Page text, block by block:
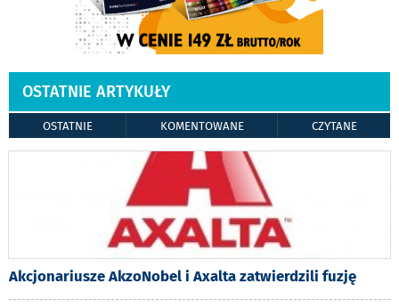
OSTATNIE ARTYKUŁY
OSTATNIE KOMENTOWANE CZYTANE
Akcjonariusze AkzoNobel i Axalta zatwierdzili fuzję